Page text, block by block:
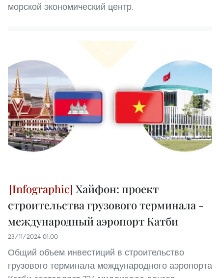
морской экономический центр.
Хайфон: проект
строительства грузового терминала -
международный аэропорт Катби
23/11/2024 01:00
Общий объем инвестиций в строительство
грузового терминала международного аэропорта